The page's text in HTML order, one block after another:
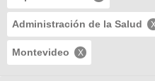
Administración de la Salud
Montevideo